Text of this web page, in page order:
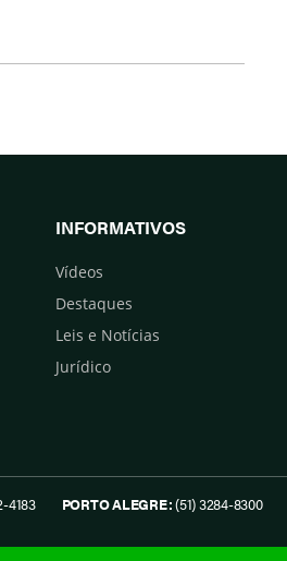
INFORMATIVOS
Vídeos
Destaques
Leis e Notícias
Jurídico
4183 PORTO ALEGRE:(51) 3284-8300